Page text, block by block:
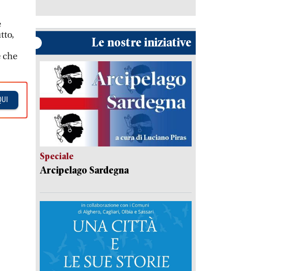
che
Le nostre iniziative
Speciale
Arcipelago Sardegna